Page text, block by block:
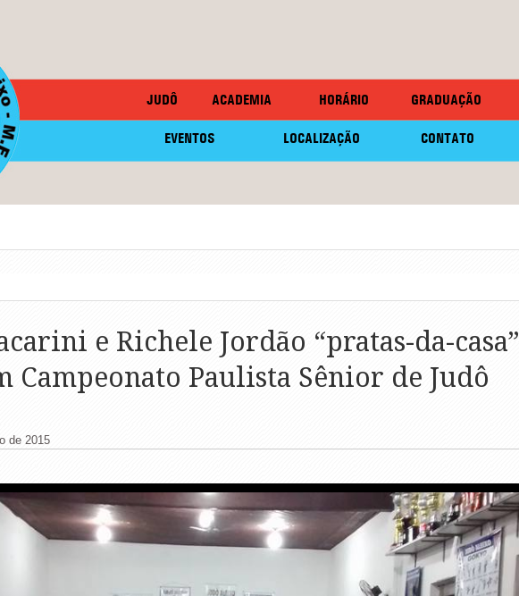
JUDÔ ACADEMIA HORÁRIO GRADUAÇÃO
EVENTOS LOCALIZAÇÃO CONTATO
e Richele Jordão “pratas-da-casa”
Campeonato Paulista Sênior de Judô
de 2015